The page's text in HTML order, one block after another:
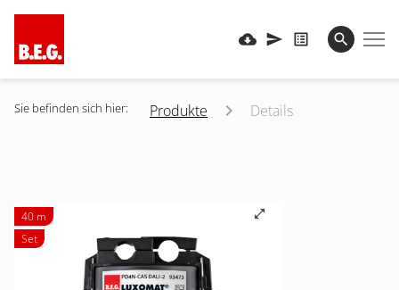
Sie befinden sich hier: Produkte Details
40 m
Set